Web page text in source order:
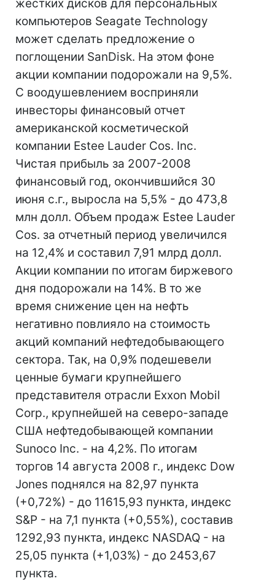
жестких дисков для персональных
компьютеров Seagate Technology
может сделать предложение о
поглощении SanDisk. На этом фоне
акции компании подорожали на 9,5%.
С воодушевлением восприняли
инвесторы финансовый отчет
американской косметической
компании Estee Lauder Cos. Inc.
Чистая прибыль за 2007-2008
финансовый год, окончившийся 30
июня с.г., выросла на 5,5% - до 473,8
млн долл. Объем продаж Estee Lauder
Cos. за отчетный период увеличился
на 12,4% и составил 7,91 млрд долл.
Акции компании по итогам биржевого
дня подорожали на 14%. В то же
время снижение цен на нефть
негативно повлияло на стоимость
акций компаний нефтедобывающего
сектора. Так, на 0,9% подешевели
ценные бумаги крупнейшего
представителя отрасли Exxon Mobil
Corp., крупнейшей на северо-западе
США нефтедобывающей компании
Sunoco Inc. - на 4,2%. По итогам
торгов 14 августа 2008 г., индекс Dow
Jones поднялся на 82,97 пункта
(+0,72%) - до 11615,93 пункта, индекс
S&P - на 7,1 пункта (+0,55%), составив
1292,93 пункта, индекс NASDAQ - на
25,05 пункта (+1,03%) - до 2453,67
пункта.